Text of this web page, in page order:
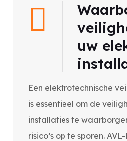
uw
Een elektrotechnische
is essentieel om de
installaties te
risico’s op te sporen.